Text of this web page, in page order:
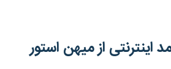
اینترنتی از میهن استور